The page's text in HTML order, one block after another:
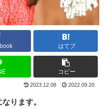
はてブ
コピー
2023.12.08 2022.09.20
ります。